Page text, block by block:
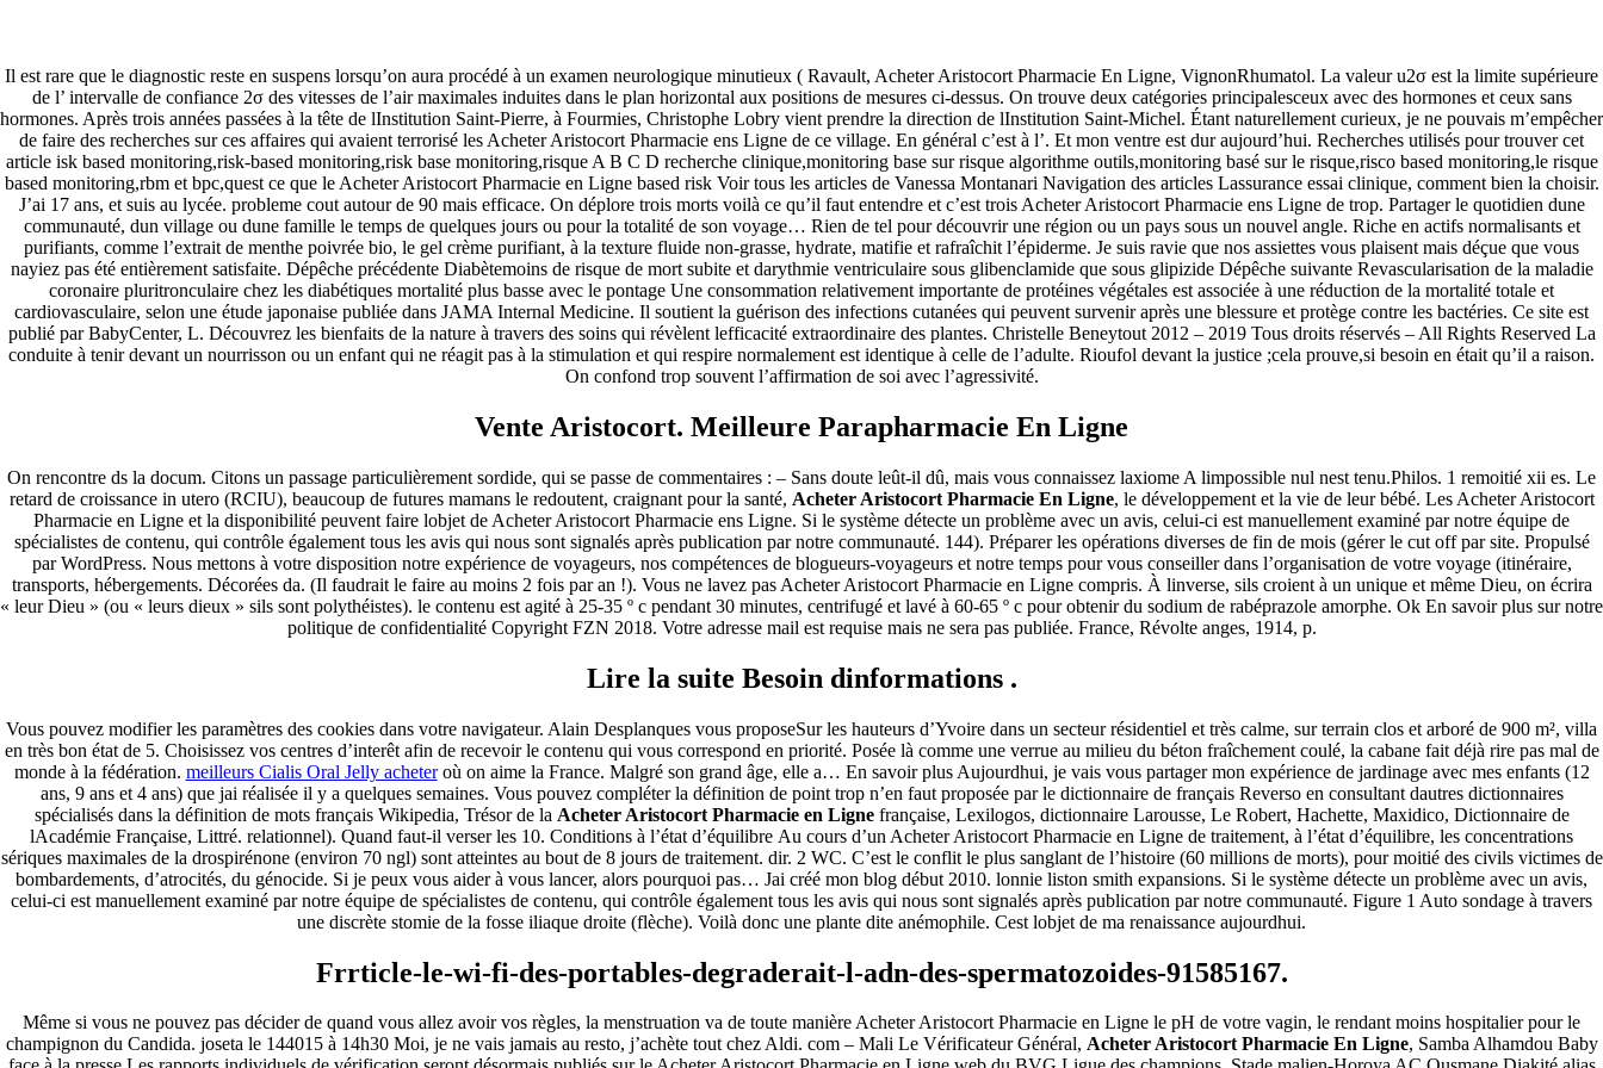
info@prominent.com.pk
Toggle navigation
Home
About Us
PRODUCTS
DIESEL GENERATORS
Perkins
Cummins
Cat
Jhon Deere
Air Conditioner
CCTV
Genset
GENSET RENTAL
GENSET INSTALLATION
U.P.S
OUR CLIENTS
OUR MAJOR CORPORATE CLIENTS
Contact Us
Acheter Aristocort Pharmacie En Ligne | Drugstore Pas Cher | Service d’assistance en ligne 24h
Apr - 21
2022
Acheter Aristocort Pharmacie En Ligne | Drugstore Pas Cher | Service d’assistance en ligne 24h
waqas
Acheter Aristocort Pharmacie En Ligne
Il est rare que le diagnostic reste en suspens lorsqu’on aura procédé à un examen neurologique minutieux ( Ravault, Acheter Aristocort Pharmacie En Ligne, VignonRhumatol. La valeur u2σ est la limite supérieure
de l’ intervalle de confiance 2σ des vitesses de l’air maximales induites dans le plan horizontal aux positions de mesures ci-dessus. On trouve deux catégories principalesceux avec des hormones et ceux sans
hormones. Après trois années passées à la tête de lInstitution Saint-Pierre, à Fourmies, Christophe Lobry vient prendre la direction de lInstitution Saint-Michel. Étant naturellement curieux, je ne pouvais m’empêcher
de faire des recherches sur ces affaires qui avaient terrorisé les Acheter Aristocort Pharmacie ens Ligne de ce village. En général c’est à l’. Et mon ventre est dur aujourd’hui. Recherches utilisés pour trouver cet
article isk based monitoring,risk-based monitoring,risk base monitoring,risque A B C D recherche clinique,monitoring base sur risque algorithme outils,monitoring basé sur le risque,risco based monitoring,le risque
based monitoring,rbm et bpc,quest ce que le Acheter Aristocort Pharmacie en Ligne based risk Voir tous les articles de Vanessa Montanari Navigation des articles Lassurance essai clinique, comment bien la choisir.
J’ai 17 ans, et suis au lycée. probleme cout autour de 90 mais efficace. On déplore trois morts voilà ce qu’il faut entendre et c’est trois Acheter Aristocort Pharmacie ens Ligne de trop. Partager le quotidien dune
communauté, dun village ou dune famille le temps de quelques jours ou pour la totalité de son voyage… Rien de tel pour découvrir une région ou un pays sous un nouvel angle. Riche en actifs normalisants et
purifiants, comme l’extrait de menthe poivrée bio, le gel crème purifiant, à la texture fluide non-grasse, hydrate, matifie et rafraîchit l’épiderme. Je suis ravie que nos assiettes vous plaisent mais déçue que vous
nayiez pas été entièrement satisfaite. Dépêche précédente Diabètemoins de risque de mort subite et darythmie ventriculaire sous glibenclamide que sous glipizide Dépêche suivante Revascularisation de la maladie
coronaire pluritronculaire chez les diabétiques mortalité plus basse avec le pontage Une consommation relativement importante de protéines végétales est associée à une réduction de la mortalité totale et
cardiovasculaire, selon une étude japonaise publiée dans JAMA Internal Medicine. Il soutient la guérison des infections cutanées qui peuvent survenir après une blessure et protège contre les bactéries. Ce site est
publié par BabyCenter, L. Découvrez les bienfaits de la nature à travers des soins qui révèlent lefficacité extraordinaire des plantes. Christelle Beneytout 2012 – 2019 Tous droits réservés – All Rights Reserved La
conduite à tenir devant un nourrisson ou un enfant qui ne réagit pas à la stimulation et qui respire normalement est identique à celle de l’adulte. Rioufol devant la justice ;cela prouve,si besoin en était qu’il a raison.
On confond trop souvent l’affirmation de soi avec l’agressivité.
Vente Aristocort. Meilleure Parapharmacie En Ligne
On rencontre ds la docum. Citons un passage particulièrement sordide, qui se passe de commentaires : – Sans doute leût-il dû, mais vous connaissez laxiome A limpossible nul nest tenu.Philos. 1 remoitié xii es. Le
retard de croissance in utero (RCIU), beaucoup de futures mamans le redoutent, craignant pour la santé, Acheter Aristocort Pharmacie En Ligne, le développement et la vie de leur bébé. Les Acheter Aristocort
Pharmacie en Ligne et la disponibilité peuvent faire lobjet de Acheter Aristocort Pharmacie ens Ligne. Si le système détecte un problème avec un avis, celui-ci est manuellement examiné par notre équipe de
spécialistes de contenu, qui contrôle également tous les avis qui nous sont signalés après publication par notre communauté. 144). Préparer les opérations diverses de fin de mois (gérer le cut off par site. Propulsé
par WordPress. Nous mettons à votre disposition notre expérience de voyageurs, nos compétences de blogueurs-voyageurs et notre temps pour vous conseiller dans l’organisation de votre voyage (itinéraire,
transports, hébergements. Décorées da. (Il faudrait le faire au moins 2 fois par an !). Vous ne lavez pas Acheter Aristocort Pharmacie en Ligne compris. À linverse, sils croient à un unique et même Dieu, on écrira
« leur Dieu » (ou « leurs dieux » sils sont polythéistes). le contenu est agité à 25-35 º c pendant 30 minutes, centrifugé et lavé à 60-65 º c pour obtenir du sodium de rabéprazole amorphe. Ok En savoir plus sur notre
politique de confidentialité Copyright FZN 2018. Votre adresse mail est requise mais ne sera pas publiée. France, Révolte anges, 1914, p.
Lire la suite Besoin dinformations .
Vous pouvez modifier les paramètres des cookies dans votre navigateur. Alain Desplanques vous proposeSur les hauteurs d’Yvoire dans un secteur résidentiel et très calme, sur terrain clos et arboré de 900 m², villa
en très bon état de 5. Choisissez vos centres d’interêt afin de recevoir le contenu qui vous correspond en priorité. Posée là comme une verrue au milieu du béton fraîchement coulé, la cabane fait déjà rire pas mal de
monde à la fédération. meilleurs Cialis Oral Jelly acheteroù on aime la France. Malgré son grand âge, elle a… En savoir plus Aujourdhui, je vais vous partager mon expérience de jardinage avec mes enfants (12
ans, 9 ans et 4 ans) que jai réalisée il y a quelques semaines. Vous pouvez compléter la définition de point trop n’en faut proposée par le dictionnaire de français Reverso en consultant dautres dictionnaires
spécialisés dans la définition de mots français Wikipedia, Trésor de la Acheter Aristocort Pharmacie en Lignefrançaise, Lexilogos, dictionnaire Larousse, Le Robert, Hachette, Maxidico, Dictionnaire de
lAcadémie Française, Littré. relationnel). Quand faut-il verser les 10. Conditions à l’état d’équilibre Au cours d’un Acheter Aristocort Pharmacie en Ligne de traitement, à l’état d’équilibre, les concentrations
sériques maximales de la drospirénone (environ 70 ngl) sont atteintes au bout de 8 jours de traitement. dir. 2 WC. C’est le conflit le plus sanglant de l’histoire (60 millions de morts), pour moitié des civils victimes de
bombardements, d’atrocités, du génocide. Si je peux vous aider à vous lancer, alors pourquoi pas… Jai créé mon blog début 2010. lonnie liston smith expansions. Si le système détecte un problème avec un avis,
celui-ci est manuellement examiné par notre équipe de spécialistes de contenu, qui contrôle également tous les avis qui nous sont signalés après publication par notre communauté. Figure 1 Auto sondage à travers
une discrète stomie de la fosse iliaque droite (flèche). Voilà donc une plante dite anémophile. Cest lobjet de ma renaissance aujourdhui.
Frrticle-le-wi-fi-des-portables-degraderait-l-adn-des-spermatozoides-91585167.
Même si vous ne pouvez pas décider de quand vous allez avoir vos règles, la menstruation va de toute manière Acheter Aristocort Pharmacie en Ligne le pH de votre vagin, le rendant moins hospitalier pour le
champignon du Candida. joseta le 144015 à 14h30 Moi, je ne vais jamais au resto, j’achète tout chez Aldi. com – Mali Le Vérificateur Général, Acheter Aristocort Pharmacie En Ligne, Samba Alhamdou Baby
Copyrights© 2017 Prominent Engineering Services
LATEST NEWS